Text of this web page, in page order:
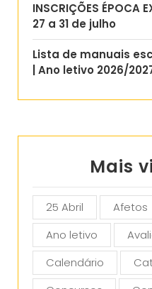
INSCRIÇÕES ÉPOCA
27 a 31 de julho
Lista de manuais
| Ano letivo 2026/
Mais
25 Abril Afetos
Ano letivo
Calendário